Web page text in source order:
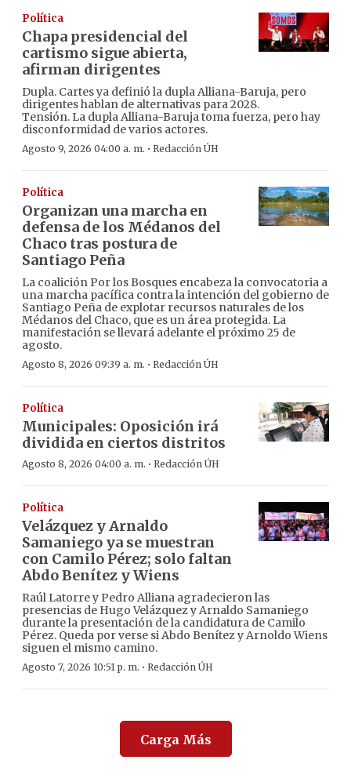
Política
Chapa presidencial del
cartismo sigue abierta,
afirman dirigentes
Dupla. Cartes ya definió la dupla Alliana-Baruja, pero
dirigentes hablan de alternativas para 2028.
Tensión. La dupla Alliana-Baruja toma fuerza, pero hay
disconformidad de varios actores.
Agosto 9, 2026 04:00 a. m. · Redacción ÚH
Política
Organizan una marcha en
defensa de los Médanos del
Chaco tras postura de
Santiago Peña
La coalición Por los Bosques encabeza la convocatoria a
una marcha pacífica contra la intención del gobierno de
Santiago Peña de explotar recursos naturales de los
Médanos del Chaco, que es un área protegida. La
manifestación se llevará adelante el próximo 25 de
agosto.
Agosto 8, 2026 09:39 a. m. · Redacción ÚH
Política
Municipales: Oposición irá
dividida en ciertos distritos
Agosto 8, 2026 04:00 a. m. · Redacción ÚH
Política
Velázquez y Arnaldo
Samaniego ya se muestran
con Camilo Pérez; solo faltan
Abdo Benítez y Wiens
Raúl Latorre y Pedro Alliana agradecieron las
presencias de Hugo Velázquez y Arnaldo Samaniego
durante la presentación de la candidatura de Camilo
Pérez. Queda por verse si Abdo Benítez y Arnoldo Wiens
siguen el mismo camino.
Agosto 7, 2026 10:51 p. m. · Redacción ÚH
Carga Más